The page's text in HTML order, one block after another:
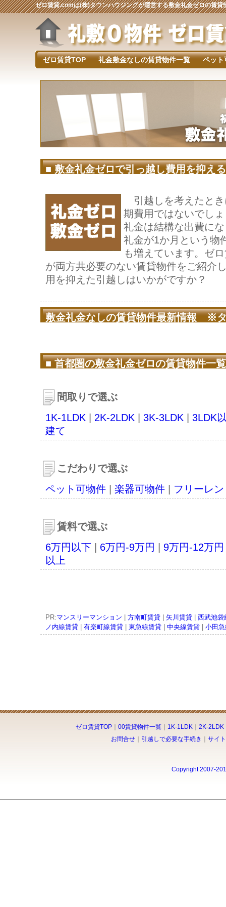
ゼロ賃貸.comは(株)タウンハウジングが運営する敷金礼金ゼロの賃貸
ゼロ賃貸TOP 礼金敷金なしの賃貸物件一覧 ペット
■ 敷金礼金ゼロで引っ越し費用を抑え
引越しを考えたと
期費用ではないでし
礼金は結構な出費に
礼金が1か月という物
も増えています。ゼ
が両方共必要のない賃貸物件をご紹介
用を抑えた引越しはいかがですか？
敷金礼金なしの賃貸物件最新情報 ※
■ 首都圏の敷金礼金ゼロの賃貸物件一覧
間取りで選ぶ
1K-1LDK
2K-2LDK 3K-3LDK
3LDK
建て
こだわりで選ぶ
ペット可物件
楽器可物件 フリーレ
賃料で選ぶ
6万円以下
6万円-9万円 9万円-12万円
以上
PR:マンスリーマンション 方南町賃貸 矢川賃貸
西武池袋
ノ内線賃貸
有楽町線賃貸 東急線賃貸 中央線賃貸 小田
ゼロ賃貸TOP｜ 00賃貸物件一覧｜ 1K-1LDK｜ 2K-2LDK
お問合せ
引越しで必要な手続き サイ
Copyright 2007-